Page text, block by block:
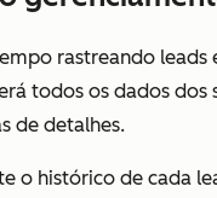
rastreando
todos os dados dos
de detalhes.
o histórico de cada